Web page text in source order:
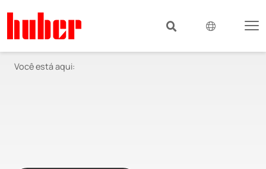
Você está aqui: